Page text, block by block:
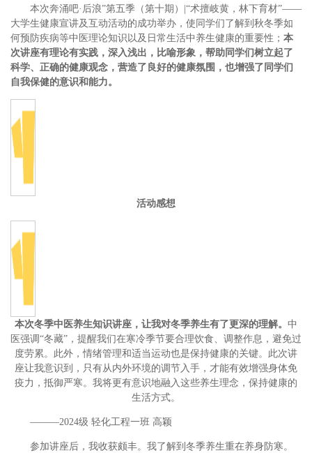
本次奔涌吧·后浪”第五季（第十期）|“术擅岐黄，林下育材”——
大学生健康宣讲及互动活动的成功举办，使同学们了解到秋冬季如
何预防疾病等中医理论知识以及日常生活中养生健康的重要性； 本
次讲座有理论有实践，深入浅出，比喻形象，帮助同学们树立起了
科学、正确的健康观念，营造了良好的健康氛围，也增强了同学们
自我保健的意识和能力。
活动感想
本次冬季中医养生知识讲座，让我对冬季养生有了更深的理解。 中
医强调“冬藏”，提醒我们在寒冷季节要合理饮食、调整作息，避免过
度劳累。此外，情绪管理和适当运动也是保持健康的关键。此次讲
座让我意识到，只有从内外环境的调节入手，才能有效增强身体免
疫力，抵御严寒。我将更有意识地融入这些养生理念，保持健康的
生活方式。
———2024级 轻化工程一班 高颖
参加讲座后，我收获颇丰。我了解到冬季养生重在养身防寒。